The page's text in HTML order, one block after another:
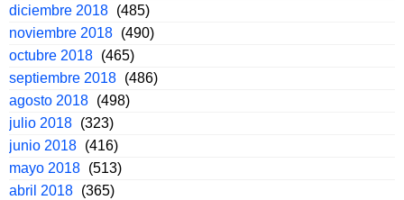
diciembre 2018 (485)
noviembre 2018 (490)
octubre 2018 (465)
septiembre 2018 (486)
agosto 2018 (498)
julio 2018 (323)
junio 2018 (416)
mayo 2018 (513)
abril 2018 (365)